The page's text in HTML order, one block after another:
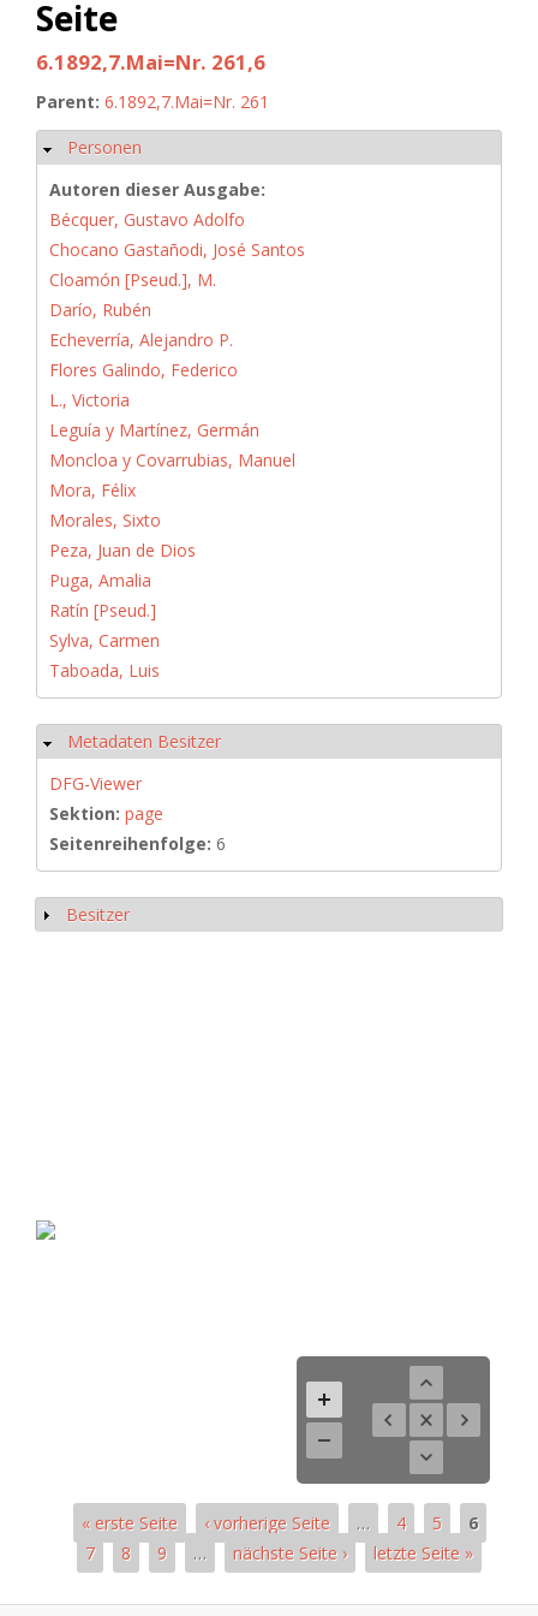
Seite
6.1892,7.Mai=Nr. 261,6
Parent: 6.1892,7.Mai=Nr. 261
Hide
Personen
Autoren dieser Ausgabe:
Bécquer, Gustavo Adolfo
Chocano Gastañodi, José Santos
Cloamón [Pseud.], M.
Darío, Rubén
Echeverría, Alejandro P.
Flores Galindo, Federico
L., Victoria
Leguía y Martínez, Germán
Moncloa y Covarrubias, Manuel
Mora, Félix
Morales, Sixto
Peza, Juan de Dios
Puga, Amalia
Ratín [Pseud.]
Sylva, Carmen
Taboada, Luis
Hide
Metadaten Besitzer
DFG-Viewer
Sektion: page
Seitenreihenfolge: 6
Show
Besitzer
« erste Seite ‹ vorherige Seite … 4 5
6
7
8 9 … nächste Seite › letzte Seite »